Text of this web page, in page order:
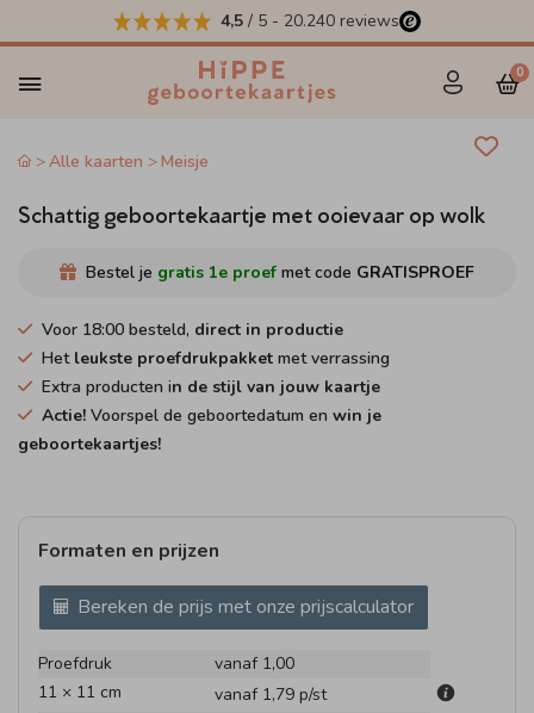
4,5 / 5 - 20.240 reviews
0
Alle kaarten Meisje
Schattig geboortekaartje met ooievaar op wolk
Bestel je gratis 1e proef met code GRATISPROEF
Voor 18:00 besteld, direct in productie
Het leukste proefdrukpakket met verrassing
Extra producten in de stijl van jouw kaartje
Actie! Voorspel de geboortedatum en win je
geboortekaartjes!
Formaten en prijzen
Bereken de prijs met onze prijscalculator
Proefdruk
vanaf 1,00
11 × 11 cm
vanaf 1,79 p/st